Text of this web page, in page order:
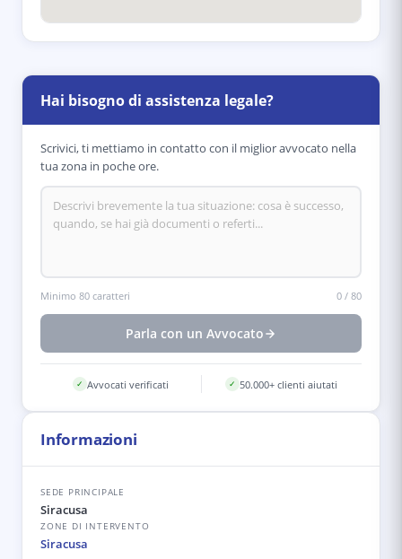
Hai bisogno di assistenza legale?
Scrivici, ti mettiamo in contatto con il miglior avvocato nella
tua zona in poche ore.
Minimo 80 caratteri 0 / 80
Parla con un Avvocato
✓ Avvocati verificati ✓ 50.000+ clienti aiutati
Informazioni
SEDE PRINCIPALE
Siracusa
ZONE DI INTERVENTO
Siracusa